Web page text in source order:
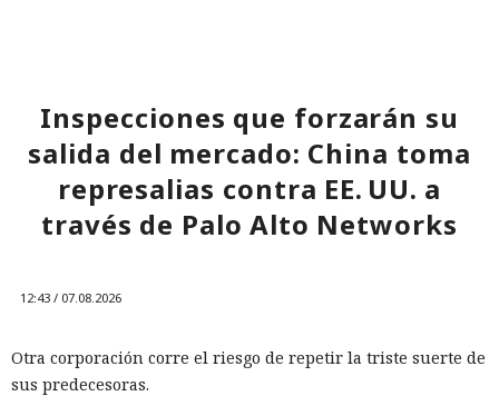
Inspecciones que forzarán su
salida del mercado: China toma
represalias contra EE. UU. a
través de Palo Alto Networks
12:43 / 07.08.2026
Otra corporación corre el riesgo de repetir la triste suerte de
sus predecesoras.